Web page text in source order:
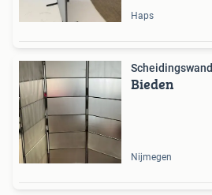
Haps
Scheidingswand
Bieden
Nijmegen